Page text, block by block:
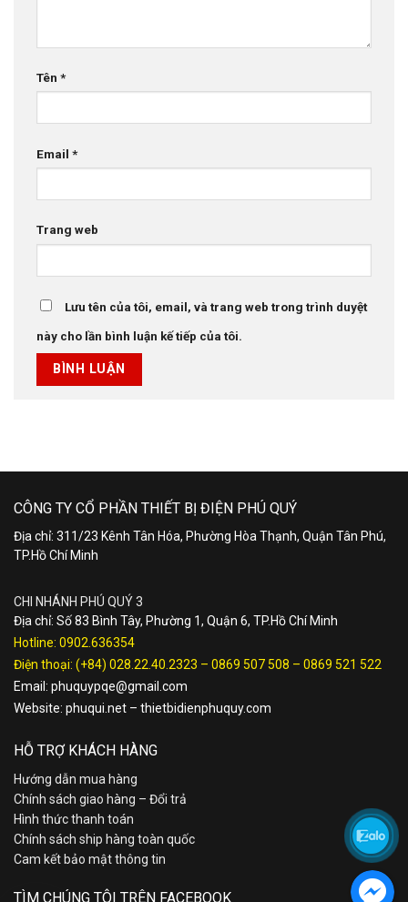
Tên *
Email *
Trang web
Lưu tên của tôi, email, và trang web trong trình duyệt
này cho lần bình luận kế tiếp của tôi.
CÔNG TY CỔ PHẦN THIẾT BỊ ĐIỆN PHÚ QUÝ
Địa chỉ: 311/23 Kênh Tân Hóa, Phường Hòa Thạnh, Quận Tân Phú,
TP.Hồ Chí Minh
CHI NHÁNH PHÚ QUÝ 3
Địa chỉ: Số 83 Bình Tây, Phường 1, Quận 6, TP.Hồ Chí Minh
Hotline: 0902.636354
Điện thoại: (+84) 028.22.40.2323 – 0869 507 508 – 0869 521 522
Email: phuquypqe@gmail.com
Website: phuqui.net – thietbidienphuquy.com
HỖ TRỢ KHÁCH HÀNG
Hướng dẫn mua hàng
Chính sách giao hàng – Đổi trả
Hình thức thanh toán
Chính sách ship hàng toàn quốc
Cam kết bảo mật thông tin
TÌM CHÚNG TÔI TRÊN FACEBOOK